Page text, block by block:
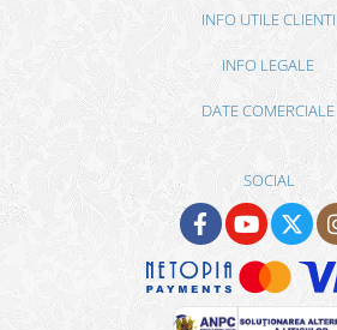
INFO UTILE CLIENTI
INFO LEGALE
DATE COMERCIALE
SOCIAL